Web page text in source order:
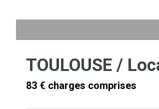
TOULOUSE /
83 € charges comprises